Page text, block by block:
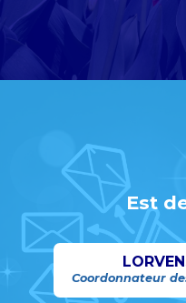
Est
Coordonnateur